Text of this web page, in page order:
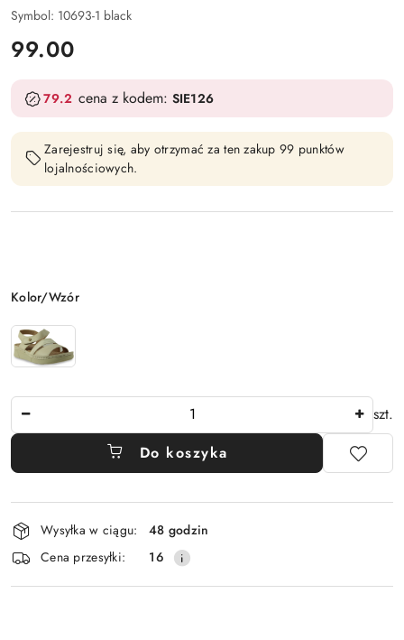
Symbol: 10693-1 black
cena:
99.00
79.2 cena z kodem: SIE126
Zarejestruj się, aby otrzymać za ten zakup 99 punktów
lojalnościowych.
Wariant
Kolor/Wzór
szt.
Do koszyka
Dostępność
i
dostawa
Wysyłka w ciągu:
48 godzin
Cena przesyłki:
16